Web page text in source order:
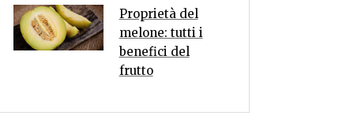
Proprietà del
melone: tutti i
benefici del
frutto